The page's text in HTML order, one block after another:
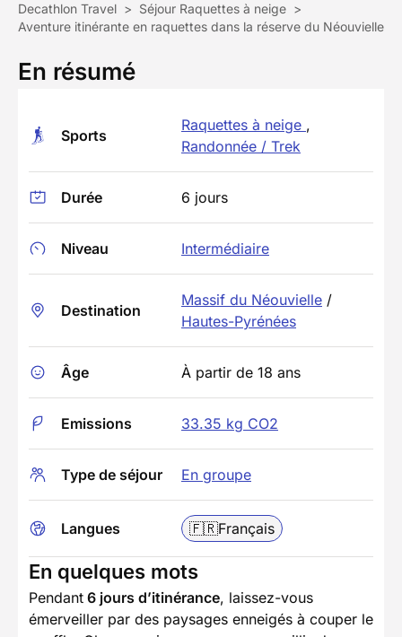
Decathlon Travel > Séjour Raquettes à neige >
Aventure itinérante en raquettes dans la réserve du Néouvielle
En résumé
Sports
Raquettes à neige ,
Randonnée / Trek
Durée 6 jours
Niveau Intermédiaire
Destination
Massif du Néouvielle /
Hautes-Pyrénées
Âge À partir de 18 ans
Emissions 33.35 kg CO2
Type de séjour En groupe
Langues 🇫🇷Français
En quelques mots
Pendant 6 jours d’itinérance, laissez-vous
émerveiller par des paysages enneigés à couper le